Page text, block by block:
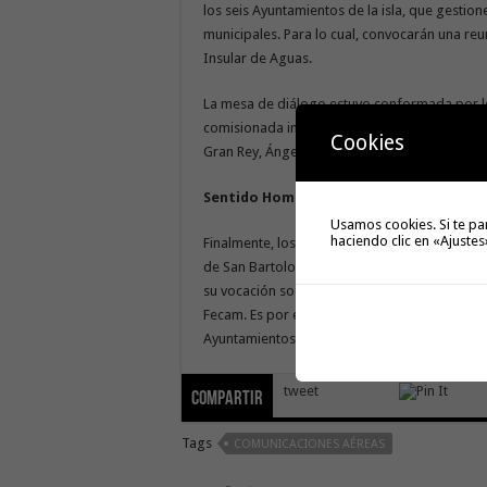
los seis Ayuntamientos de la isla, que
municipales. Para lo cual, convocarán una
Insular de Aguas.
La mesa de diálogo estuvo conformada por
comisionada insular, Rosa Chinea; el alcalde
Gran Rey, Ángel Piñero; de Vallehermoso,
Sentido Homenaje a Alexis Tejera Lemes
Finalmente, los alcaldes de la isla de La
de San Bartolomé, de la isla de Lanzarote,
su vocación social y su encomiable labor
Fecam. Es por esto, que aprovechan la
Ayuntamientos de la isla, el pésame más
Compartir tweet
Tags COMUNICACIONES AÉREAS
Cookies
Usamos cookies. Si te
haciendo clic en